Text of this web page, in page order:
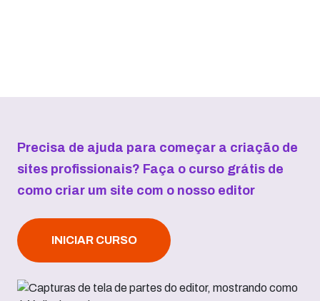
Precisa de ajuda para começar a criação de
sites profissionais? Faça o curso grátis de
como criar um site com o nosso editor
INICIAR CURSO